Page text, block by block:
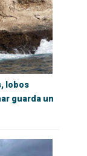
lobos
guarda un